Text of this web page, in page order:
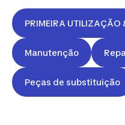
PRIMEIRA UTILIZAÇÃO
Manutenção
Peças de substituição